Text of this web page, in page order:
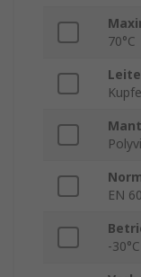
70°C
EN
-30°C